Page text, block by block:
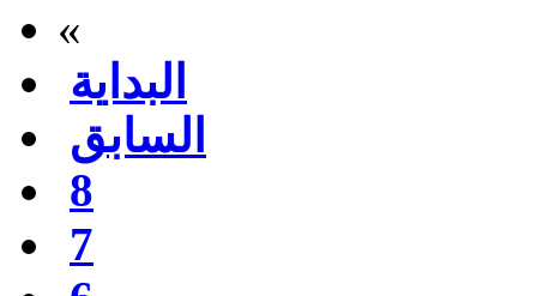
«
البداية
السابق
8
7